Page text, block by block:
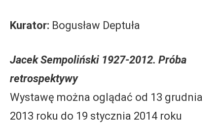
Kurator: Bogusław Deptuła
Jacek Sempoliński 1927-2012. Próba
retrospektywy
Wystawę można oglądać od 13 grudnia
2013 roku do 19 stycznia 2014 roku